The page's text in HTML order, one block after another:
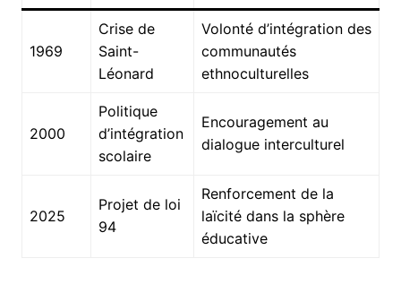
1969
Crise de
Saint-
Léonard
Volonté d’intégration des
communautés
ethnoculturelles
2000
Politique
d’intégration
scolaire
Encouragement au
dialogue interculturel
2025
Projet de loi
94
Renforcement de la
laïcité dans la sphère
éducative